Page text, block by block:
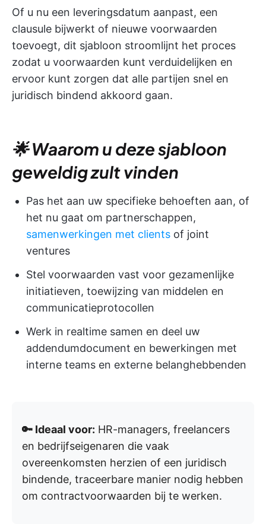
Of u nu een leveringsdatum aanpast, een
clausule bijwerkt of nieuwe voorwaarden
toevoegt, dit sjabloon stroomlijnt het proces
zodat u voorwaarden kunt verduidelijken en
ervoor kunt zorgen dat alle partijen snel en
juridisch bindend akkoord gaan.
🌟 Waarom u deze sjabloon
geweldig zult vinden
Pas het aan uw specifieke behoeften aan, of
het nu gaat om partnerschappen,
samenwerkingen met clients of joint
ventures
Stel voorwaarden vast voor gezamenlijke
initiatieven, toewijzing van middelen en
communicatieprotocollen
Werk in realtime samen en deel uw
addendumdocument en bewerkingen met
interne teams en externe belanghebbenden
🔑 Ideaal voor: HR-managers, freelancers
en bedrijfseigenaren die vaak
overeenkomsten herzien of een juridisch
bindende, traceerbare manier nodig hebben
om contractvoorwaarden bij te werken.